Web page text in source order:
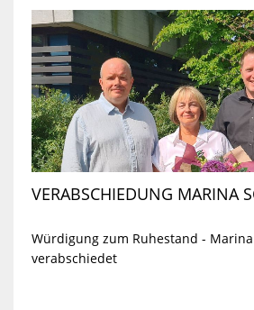
VERABSCHIEDUNG MARINA
Würdigung zum Ruhestand -
verabschiedet